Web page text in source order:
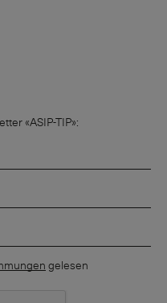
«ASIP-TIP»:
gelesen